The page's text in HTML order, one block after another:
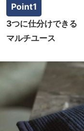
Point1
3つに仕分けできる
マルチユース